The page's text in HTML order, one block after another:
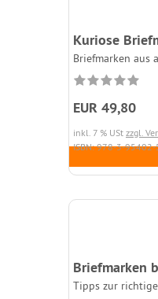
Kuriose
Briefmarken aus
EUR 49,80
inkl. 7 % USt zzgl.
ISBN: 978-3-
Briefmarken
Tipps zur